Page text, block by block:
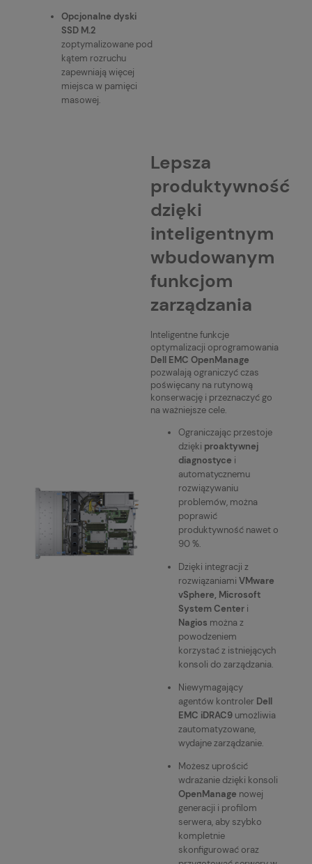
Opcjonalne dyski
SSD M.2
zoptymalizowane pod
kątem rozruchu
zapewniają więcej
miejsca w pamięci
masowej.
Lepsza
produktywność
dzięki
inteligentnym
wbudowanym
funkcjom
zarządzania
Inteligentne funkcje
optymalizacji oprogramowania
Dell EMC OpenManage
pozwalają ograniczyć czas
poświęcany na rutynową
konserwację i przeznaczyć go
na ważniejsze cele.
Ograniczając przestoje
dzięki proaktywnej
diagnostyce i
automatycznemu
rozwiązywaniu
problemów, można
poprawić
produktywność nawet o
90 %.
Dzięki integracji z
rozwiązaniami VMware
vSphere, Microsoft
System Center i
Nagios można z
powodzeniem
korzystać z istniejących
konsoli do zarządzania.
Niewymagający
agentów kontroler Dell
EMC iDRAC9 umożliwia
zautomatyzowane,
wydajne zarządzanie.
Możesz uprościć
wdrażanie dzięki konsoli
OpenManage nowej
generacji i profilom
serwera, aby szybko
kompletnie
skonfigurować oraz